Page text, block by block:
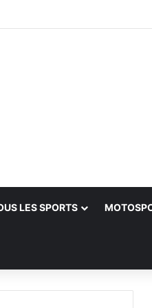
CRB s’adjuge le titre
LES SPORTS